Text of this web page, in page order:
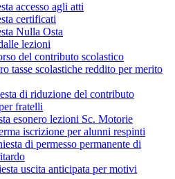
accesso agli atti
certificati
Nulla Osta
lezioni
del contributo scolastico
tasse scolastiche reddito per merito
di riduzione del contributo
fratelli
esonero lezioni Sc. Motorie
iscrizione per alunni respinti
di permesso permanente di
uscita anticipata per motivi